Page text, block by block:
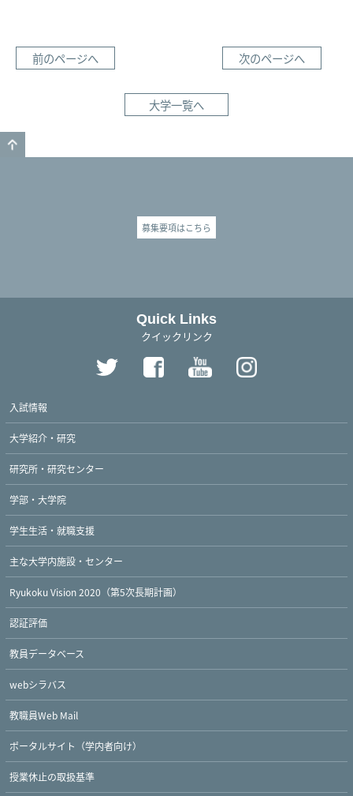
前のページへ 次のページへ
大学一覧へ
募集要項はこちら
Quick Links
クイックリンク
入試情報
大学紹介・研究
研究所・研究センター
学部・大学院
学生生活・就職支援
主な大学内施設・センター
Ryukoku Vision 2020（第5次長期計画）
認証評価
教員データベース
webシラバス
教職員Web Mail
ポータルサイト（学内者向け）
授業休止の取扱基準